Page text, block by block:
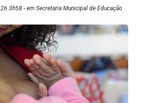
3h58 - em Secretaria Municipal de Educação